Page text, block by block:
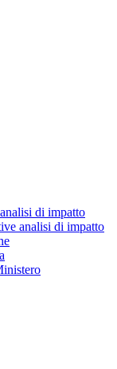
di impatto
analisi di impatto